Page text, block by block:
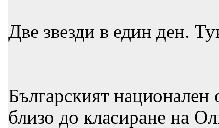
Две звезди в един ден.
Българският
близо до класиране на